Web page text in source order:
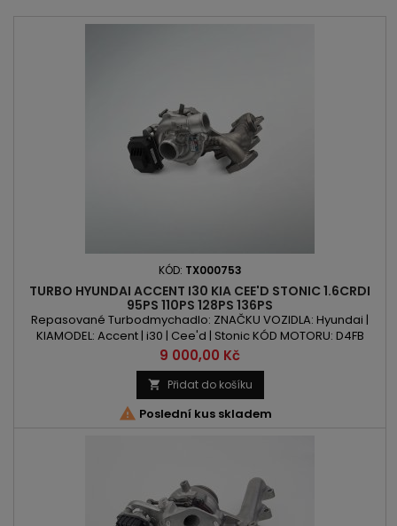
KÓD: TX000753
TURBO HYUNDAI ACCENT I30 KIA CEE'D STONIC 1.6CRDI
95PS 110PS 128PS 136PS
Repasované Turbodmychadlo: ZNAČKU VOZIDLA: Hyundai |
KIAMODEL: Accent | i30 | Cee'd | Stonic KÓD MOTORU: D4FB
OBSAH: 1582ccm 1.6 CRDI VÝKON: 95PS/70kW | 110PS/81kW |
128PS/94kW | 136PS/100kW ROK VÝROBY: 2011 -
Cena
9 000,00 Kč
 Přidat do košíku
 Poslední kus skladem